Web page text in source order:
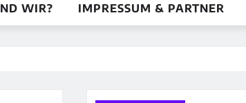
WIR? IMPRESSUM & PARTNER